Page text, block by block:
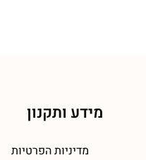
מידע ותקנון
מדיניות הפרטיות